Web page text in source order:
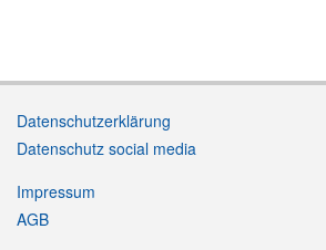
Datenschutzerklärung
Datenschutz social media
Impressum
AGB